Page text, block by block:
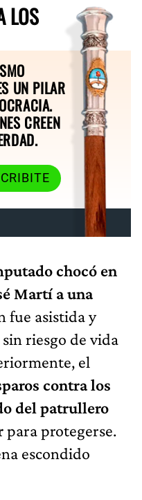
LOS
UN PILAR
CREEN
chocó en
Martí a una
fue asistida y
riesgo de vida
el
contra los
del patrullero
para protegerse.
escondido